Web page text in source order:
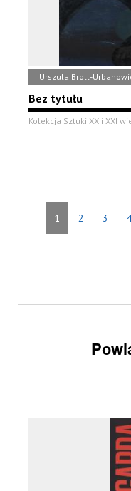
Urszula Broll-
Bez tytułu
Kolekcja Sztuki XX i XXI
1 2 3